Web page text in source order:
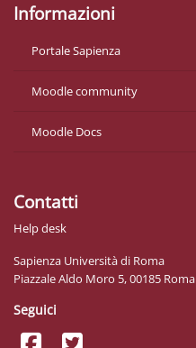
Informazioni
Portale Sapienza
Moodle community
Moodle Docs
Contatti
Help desk
Sapienza Università di Roma
Piazzale Aldo Moro 5, 00185 Roma
Seguici